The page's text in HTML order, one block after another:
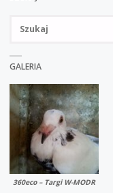
GALERIA
360eco – Targi W-MODR